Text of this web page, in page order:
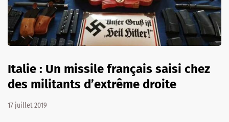
Italie : Un missile français saisi chez
des militants d’extrême droite
17 juillet 2019